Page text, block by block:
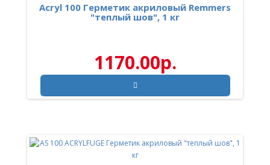
Acryl 100 Герметик акриловый Remmers
"теплый шов", 1 кг
1170.00р.